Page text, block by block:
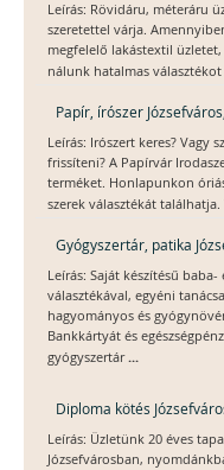
Leírás: Rövidáru, méteráru
szeretettel várja.
megfelelő lakástextil
nálunk hatalmas
Papír, írószer
Leírás: Irószert keres? Vagy
frissíteni? A Papírvár
terméket. Honlapunkon
szerek választékát találhatja.
Gyógyszertár, patika
Leírás: Saját készítésű
választékával, egyéni
hagyományos és
Bankkártyát és
gyógyszertár...
Diploma kötés
Leírás: Üzletünk 20 éves
Józsefvárosban,